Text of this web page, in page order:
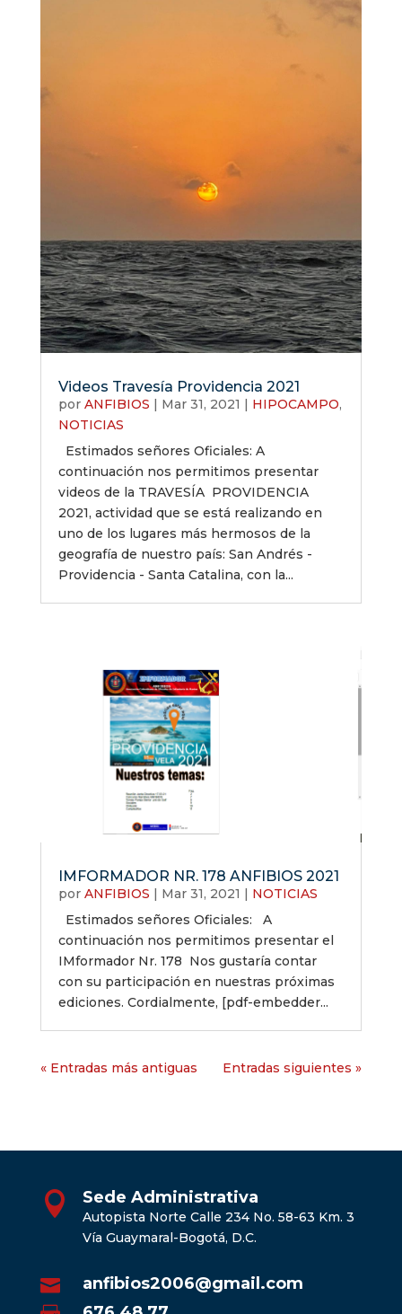
Videos Travesía Providencia 2021
por ANFIBIOS Mar 31, 2021 HIPOCAMPO,
NOTICIAS
Estimados señores Oficiales: A
continuación nos permitimos presentar
videos de la TRAVESÍA PROVIDENCIA
2021, actividad que se está realizando en
uno de los lugares más hermosos de la
geografía de nuestro país: San Andrés -
Providencia - Santa Catalina, con la...
IMFORMADOR NR. 178 ANFIBIOS 2021
por ANFIBIOS | Mar 31, 2021 | NOTICIAS
Estimados señores Oficiales: A
continuación nos permitimos presentar el
IMformador Nr. 178 Nos gustaría contar
con su participación en nuestras próximas
ediciones. Cordialmente, [pdf-embedder...
« Entradas más antiguas Entradas siguientes »
 Sede Administrativa
Autopista Norte Calle 234 No. 58-63 Km. 3
Vía Guaymaral-Bogotá, D.C.

anfibios2006@gmail.com